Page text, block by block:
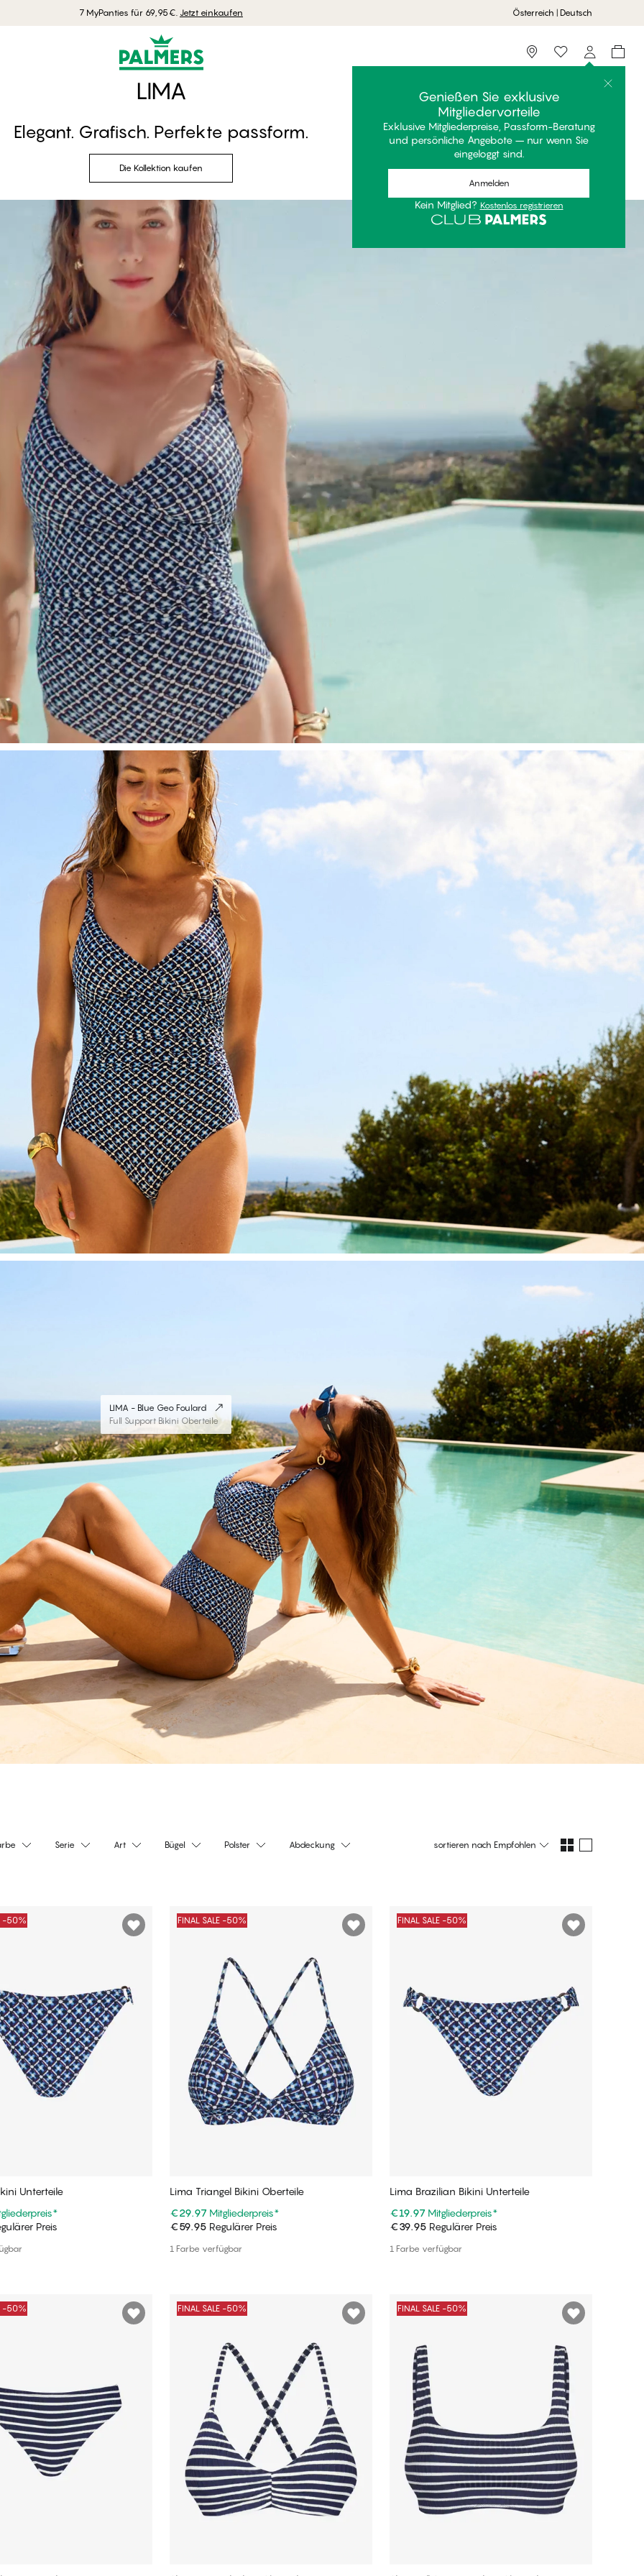
Kostenlose Lieferung ab 70 EUR einkaufen Österreich | Deutsch
Storefinder
Genießen Sie exklusive
Mitgliedervorteile
Exklusive Mitgliederpreise, Passform-Beratung
und persönliche Angebote – nur wenn Sie
eingeloggt sind.
Anmelden
Kein Mitglied? Kostenlos registrieren
LIMA
Elegant. Grafisch. Perfekte passform.
Die Kollektion kaufen
LIMA - Blue Geo Foulard
Full Support Bikini Oberteile
#30
Shoppen Sie Ihren Look
LIMA - Blue Geo Foulard
Badeanzug
LIMA - Blue Geo Foulard
Full Support Bikini Oberteile
Serie Art Bügel Polster Abdeckung sortieren nach Empfohlen
-50%
Unterteile
*
Preis
FINAL SALE -50%
Lima Triangel Bikini Oberteile
€29.97 Mitgliederpreis*
€59.95 Regulärer Preis
1 Farbe verfügbar
FINAL SALE -50%
Lima Brazilian Bikini Unterteile
€19.97 Mitgliederpreis*
€39.95 Regulärer Preis
1 Farbe verfügbar
-50% FINAL SALE -50% FINAL SALE -50%